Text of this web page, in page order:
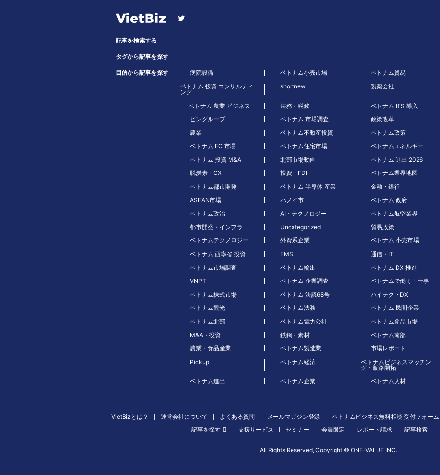
記事を検索する
タグから記事を探す
目的から記事を探す 病院設備 ベトナム小売市場 ベトナム貿易
ベトナム 投資 コンサルティ
ング
shortnew 製薬会社
ベトナム 農業 ビジネス 法務・税務 ベトナム ITS 導入
ビングループ
ベトナム 市場調査 政策改革
農業
ベトナム不動産投資 ベトナム政策
ベトナム EC 市場
ベトナム住宅市場 ベトナムエネルギー
ベトナム 投資 M&A
北部市場動向 ベトナム 進出 2026
脱炭素・GX
投資・FDI ベトナム業界地図
ベトナム都市開発
ベトナム 半導体 産業 金融・銀行
ASEAN市場
ハノイ市 ベトナム 政府
ベトナム政治
AI・テクノロジー ベトナム航空業界
都市開発・インフラ
Uncategorized 貿易政策
ベトナムテクノロジー
外資系企業 ベトナム 小売市場
ベトナム 西寧省 投資
EMS 通信・IT
ベトナム市場調査
ベトナム輸出 ベトナム DX 推進
VNPT
ベトナム 企業調査 ベトナムで働く・仕事
ベトナム株式市場
ベトナム 決議68号 ハイテク・DX
ベトナム観光
ベトナム法務 ベトナム 民間企業
ベトナム北部
ベトナム電力公社 ベトナム食品市場
M&A・投資
鉄鋼・素材 ベトナム南部
農業・食品産業
ベトナム製造業 市場レポート
Pickup
ベトナム経済
ベトナムビジネスマッチン
グ・販路開拓
ベトナム進出 ベトナム企業 ベトナム人材
VietBizとは？ 運営会社について よくある質問 メールマガジン登録 ベトナムビジネス無料相談 受付フォーム
記事を探す
支援サービス セミナー 会員限定 レポート請求 記事検索
All Rights Reserved, Copyright ©︎ ONE-VALUE INC.